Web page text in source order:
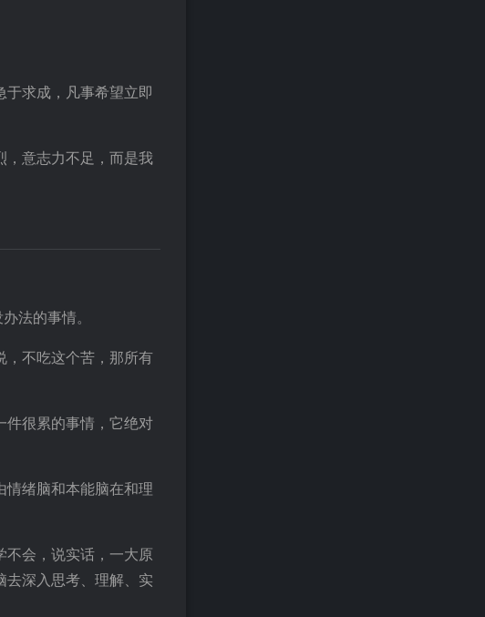
求成，凡事希望立即
，意志力不足，而是我
法的事情。
，不吃这个苦，那所有
件很累的事情，它绝对
绪脑和本能脑在和理
会，说实话，一大原
深入思考、理解、实